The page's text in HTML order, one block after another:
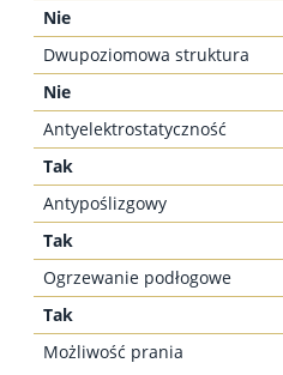
Nie
Dwupoziomowa struktura
Nie
Antyelektrostatyczność
Tak
Antypoślizgowy
Tak
Ogrzewanie podłogowe
Tak
Możliwość prania